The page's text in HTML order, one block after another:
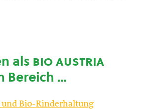
alsbio austria
Bereich …
Bio-Rinderhaltung